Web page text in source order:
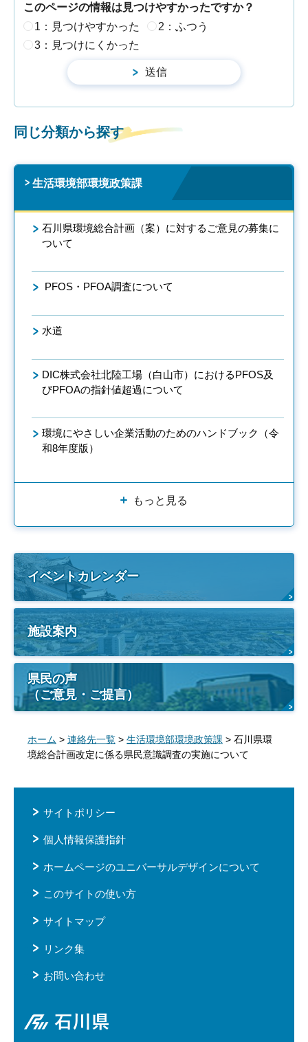
このページの情報は見つけやすかったですか？
1：見つけやすかった
2：ふつう
3：見つけにくかった
同じ分類から探す
生活環境部環境政策課
石川県環境総合計画（案）に対するご意見の募集に
ついて
PFOS・PFOA調査について
水道
DIC株式会社北陸工場（白山市）におけるPFOS及
びPFOAの指針値超過について
環境にやさしい企業活動のためのハンドブック（令
和8年度版）
もっと見る
イベントカレンダー
施設案内
県民の声
（ご意見・ご提言）
ホーム > 連絡先一覧 > 生活環境部環境政策課 > 石川県環
境総合計画改定に係る県民意識調査の実施について
サイトポリシー
個人情報保護指針
ホームページのユニバーサルデザインについて
このサイトの使い方
サイトマップ
リンク集
お問い合わせ
石川県